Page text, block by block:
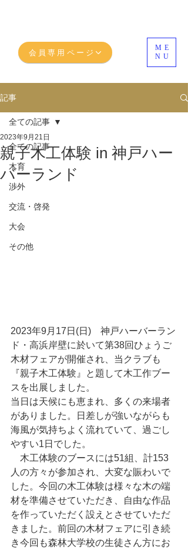
ME
NU
会員専用ページ
記事
全ての記事
木育
渉外
交流・啓発
大会
その他
全ての記事
親子木工体験 in 神戸ハー
バーランド
2023年9月21日
2023年9月17日(日)　神戸ハーバーラン
ド・高浜岸壁に於いて第38回ひょうご
木材フェアが開催され、当クラブも
『親子木工体験』と題して木工作ブー
スを出展しました。
当日は天候にも恵まれ、多くの来場者
がありました。日差しが強いながらも
海風が気持ちよく流れていて、過ごし
やすい1日でした。
木工体験のブースには51組、計153
人の方々が参加され、大変な賑わいで
した。今回の木工体験は様々な木の端
材を準備させていただき、自由な作品
を作っていただく設えとさせていただ
きました。前回の木材フェアに引き続
き今回も森林大学校の生徒さん方にお